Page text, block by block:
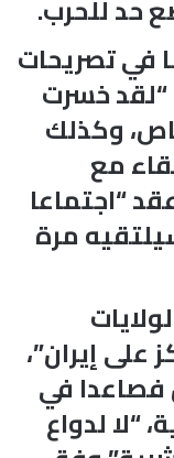
حد للحرب.
في تصريحات
خسرت
وكذلك
مع
“اجتماعا
مرة
على إيران”،
فصاعدا في
“لا لدواع